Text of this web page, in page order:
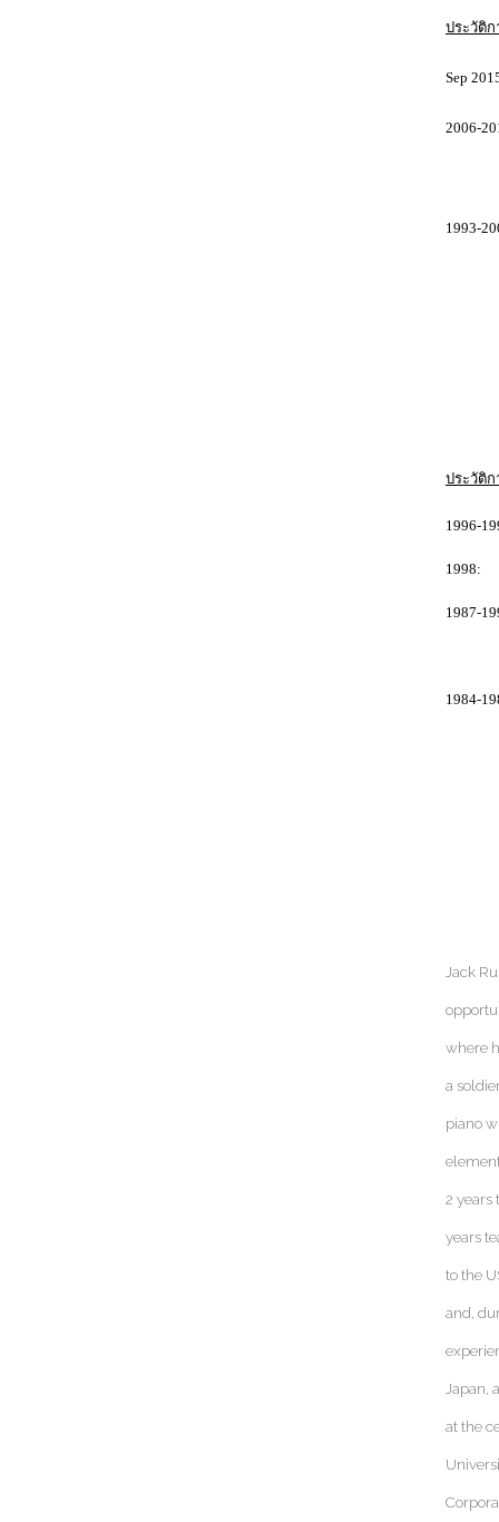
ประวัติก
Sep
2006-
1993-
ประวัติ
1996-
1998:
1987-
1984-
Jack
where
a
piano
2 years
years
to the
and,
Japan,
at the